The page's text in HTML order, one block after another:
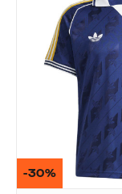
-30%